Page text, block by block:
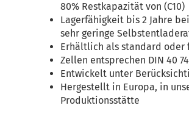
80% Restkapazität von (C10)
Lagerfähigkeit bis 2 Jahre
sehr geringe
Erhältlich als standard oder
Zellen entsprechen DIN 40
Entwickelt unter
Hergestellt in Europa, in
Produktionsstätte